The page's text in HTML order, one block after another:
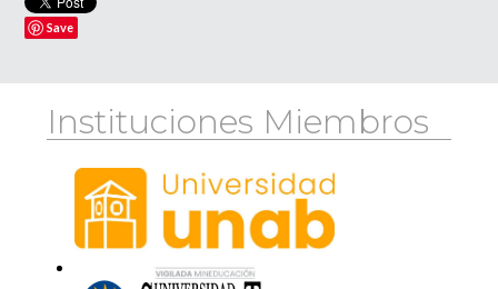
Save
Instituciones Miembros